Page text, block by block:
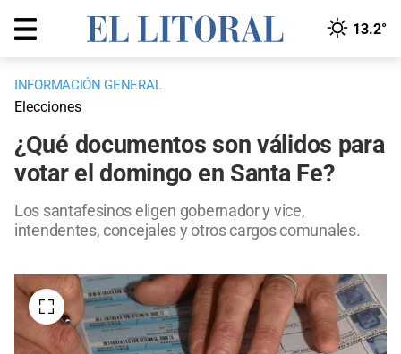
13.2°
INFORMACIÓN GENERAL
Elecciones
¿Qué documentos son válidos para
votar el domingo en Santa Fe?
Los santafesinos eligen gobernador y vice,
intendentes, concejales y otros cargos comunales.